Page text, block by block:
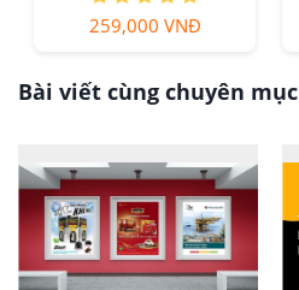
259,000 VNĐ
Bài viết cùng chuyên mục